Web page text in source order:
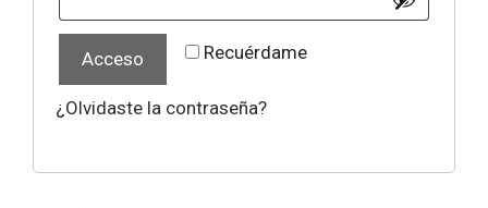
Recuérdame
Acceso
¿Olvidaste la contraseña?